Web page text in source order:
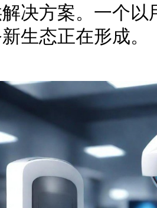
决方案。一个
生态正在形成。